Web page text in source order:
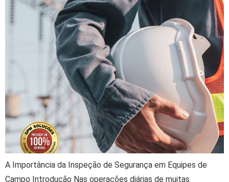
A Importância da Inspeção de Segurança em Equipes de
Campo Introdução Nas operações diárias de muitas